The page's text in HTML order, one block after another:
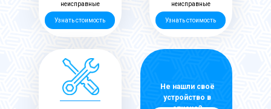
Не нашли своё
устройство в
Узнать стоимость
неисправные
Узнать стоимость
неисправные